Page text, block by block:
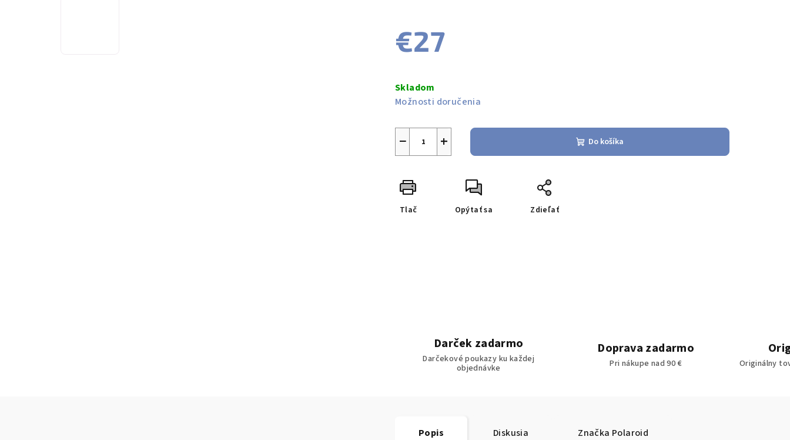
€27
cena:
Skladom
Možnosti doručenia
+
− Do košíka
Tlač Opýtať sa Zdieľať
Darček zadarmo
Darčekové poukazy ku každej
objednávke
Doprava zadarmo
Pri nákupe nad 90 € Originálny
Popis Diskusia Značka Polaroid